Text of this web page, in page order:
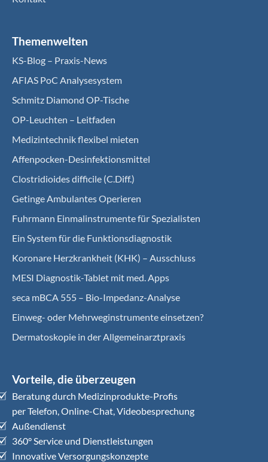
Themenwelten
KS-Blog – Praxis-News
AFIAS PoC Analysesystem
Schmitz Diamond OP-Tische
OP-Leuchten – Leitfaden
Medizintechnik flexibel mieten
Affenpocken-Desinfektionsmittel
Clostridioides difficile (C.Diff.)
Getinge Ambulantes Operieren
Fuhrmann Einmalinstrumente für Spezialisten
Ein System für die Funktionsdiagnostik
Koro­nare Herz­krank­heit (KHK) – Ausschluss
MESI Diagnostik-Tablet mit med. Apps
seca mBCA 555 – Bio-Impedanz-Analyse
Einweg- oder Mehrweginstrumente einsetzen?
Dermatoskopie in der Allgemeinarztpraxis
Vorteile, die überzeugen
Beratung durch Medizinprodukte-Profis
per Telefon, Online-Chat, Videobesprechung
Außendienst
360° Service und Dienstleistungen
Innovative Versorgungskonzepte